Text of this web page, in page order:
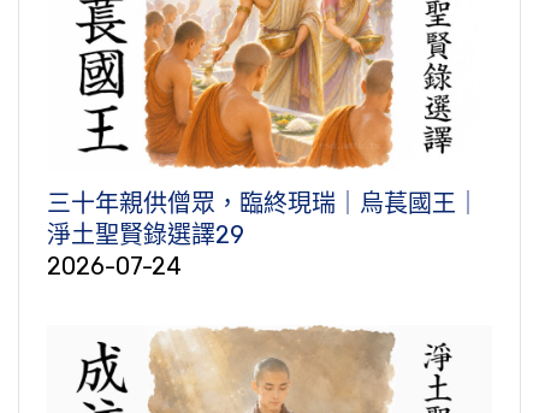
三十年親供僧眾，臨終現瑞｜烏萇國王｜
淨土聖賢錄選譯29
2026-07-24